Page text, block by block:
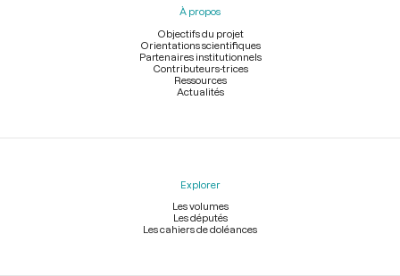
À propos
Objectifs du projet
Orientations scientifiques
Partenaires institutionnels
Contributeurs-trices
Ressources
Actualités
Explorer
Les volumes
Les députés
Les cahiers de doléances